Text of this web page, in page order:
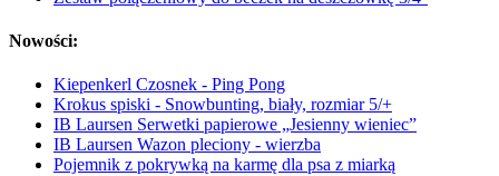
Nowości:
Kiepenkerl Czosnek - Ping Pong
Krokus spiski - Snowbunting, biały, rozmiar 5/+
IB Laursen Serwetki papierowe „Jesienny wieniec”
IB Laursen Wazon pleciony - wierzba
Pojemnik z pokrywką na karmę dla psa z miarką